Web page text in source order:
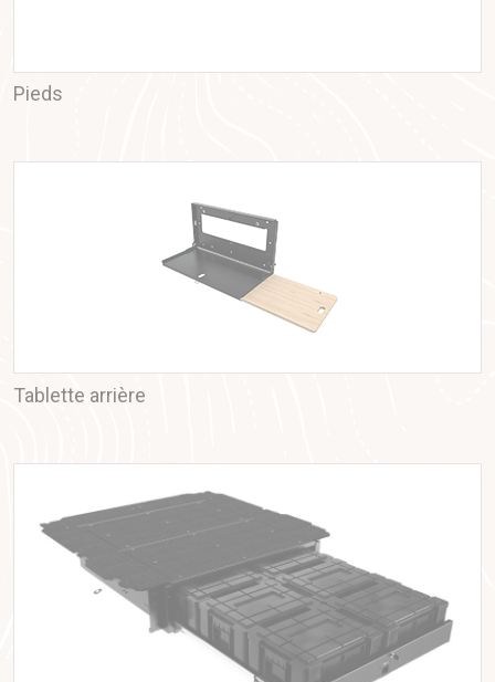
Pieds
Tablette arrière